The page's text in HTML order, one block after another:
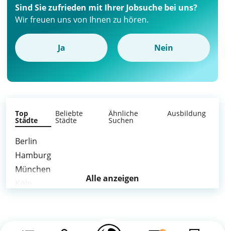
Sind Sie zufrieden mit Ihrer Jobsuche bei uns?
Wir freuen uns von Ihnen zu hören.
Ja Nein
Top
Städte
Beliebte
Städte
Ähnliche
Suchen
Ausbildung
Berlin
Hamburg
München
Alle anzeigen